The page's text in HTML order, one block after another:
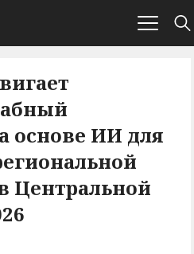
основе ИИ для
Центральной